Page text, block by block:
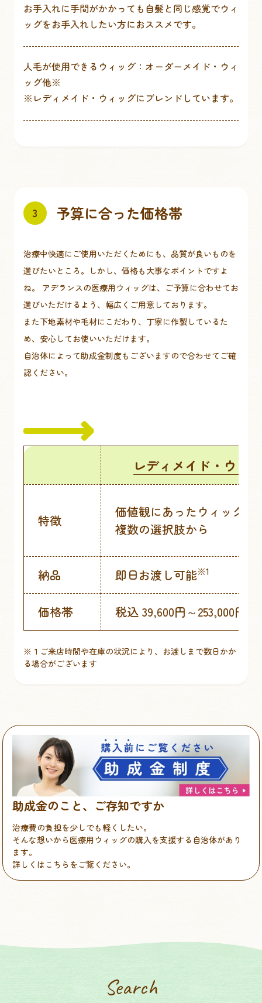
お手入れに手間がかかっても自髪と同じ感覚でウィ
ッグをお手入れしたい方におススメです。
人毛が使用できるウィッグ：オーダーメイド・ウィ
ッグ他※
※レディメイド・ウィッグにブレンドしています。
3 予算に合った価格帯
治療中快適にご使用いただくためにも、品質が良いものを
選びたいところ。しかし、価格も大事なポイントですよ
ね。 アデランスの医療用ウィッグは、ご予算に合わせてお
選びいただけるよう、幅広くご用意しております。
また下地素材や毛材にこだわり、丁寧に作製しているた
め、安心してお使いいただけます。
自治体によって助成金制度もございますので合わせてご確
認ください。
レディメイド・ウィ
特徴
価値観にあったウィッグを
複数の選択肢から
納品 即日お渡し可能※1
価格帯 税込 39,600円～253,000円
※１ご来店時間や在庫の状況により、お渡しまで数日かか
る場合がございます
助成金のこと、ご存知ですか
治療費の負担を少しでも軽くしたい。
そんな想いから医療用ウィッグの購入を支援する自治体があり
ます。
詳しくはこちらをご覧ください。
Search